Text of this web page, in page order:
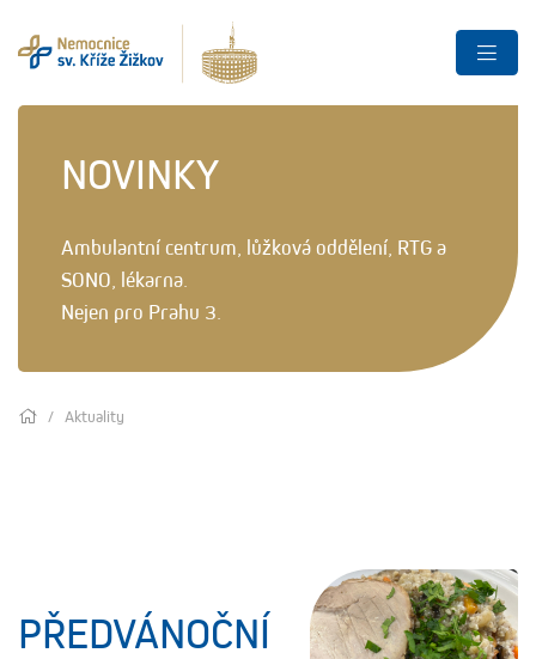
NOVINKY
Ambulantní centrum, lůžková oddělení, RTG a
SONO, lékarna.
Nejen pro Prahu 3.
Aktuality
PŘEDVÁNOČNÍ